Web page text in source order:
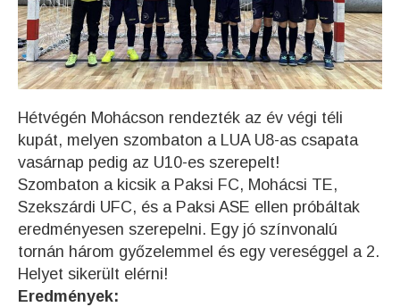
Hétvégén Mohácson rendezték az év végi téli
kupát, melyen szombaton a LUA U8-as csapata
vasárnap pedig az U10-es szerepelt!
Szombaton a kicsik a Paksi FC, Mohácsi TE,
Szekszárdi UFC, és a Paksi ASE ellen próbáltak
eredményesen szerepelni. Egy jó színvonalú
tornán három győzelemmel és egy vereséggel a 2.
Helyet sikerült elérni!
Eredmények: